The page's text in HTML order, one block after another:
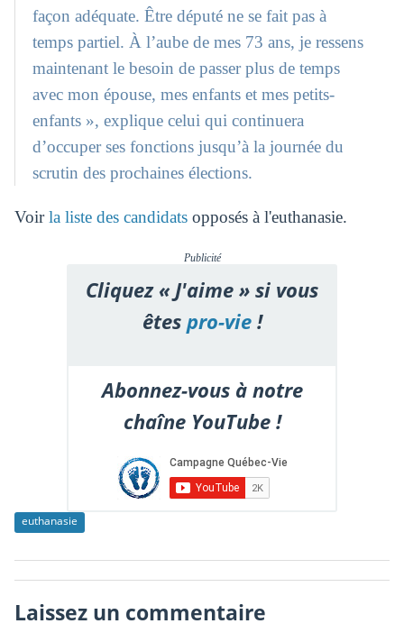
façon adéquate. Être député ne se fait pas à
temps partiel. À l’aube de mes 73 ans, je ressens
maintenant le besoin de passer plus de temps
avec mon épouse, mes enfants et mes petits-
enfants », explique celui qui continuera
d’occuper ses fonctions jusqu’à la journée du
scrutin des prochaines élections.
Voirla liste des candidatsopposés à l'euthanasie.
Publicité
Cliquez « J'aime » si vous
êtespro-vie!
Abonnez-vous à notre
chaîne YouTube !
euthanasie
Laissez un commentaire